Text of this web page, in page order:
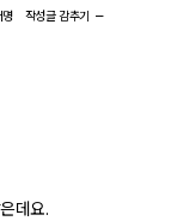
명 작성글감추기
데요.